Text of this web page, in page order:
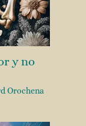
y no
Orochena